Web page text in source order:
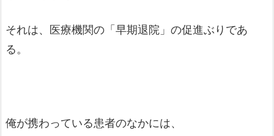
それは、医療機関の「早期退院」の促進ぶりであ
る。
俺が携わっている患者のなかには、